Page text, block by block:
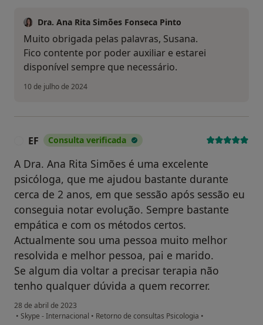
Dra. Ana Rita Simões Fonseca Pinto
Muito obrigada pelas palavras, Susana.
Fico contente por poder auxiliar e estarei
disponível sempre que necessário.
10 de julho de 2024
EF Consulta verificada
A Dra. Ana Rita Simões é uma excelente
psicóloga, que me ajudou bastante durante
cerca de 2 anos, em que sessão após sessão eu
conseguia notar evolução. Sempre bastante
empática e com os métodos certos.
Actualmente sou uma pessoa muito melhor
resolvida e melhor pessoa, pai e marido.
Se algum dia voltar a precisar terapia não
tenho qualquer dúvida a quem recorrer.
28 de abril de 2023
• Skype - Internacional • Retorno de consultas Psicologia •